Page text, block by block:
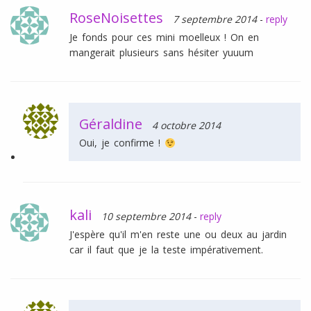
RoseNoisettes 7 septembre 2014 - reply
Je fonds pour ces mini moelleux ! On en
mangerait plusieurs sans hésiter yuuum
Géraldine
4 octobre 2014
Oui, je confirme !
kali 10 septembre 2014 - reply
J'espère qu'il m'en reste une ou deux au jardin
car il faut que je la teste impérativement.